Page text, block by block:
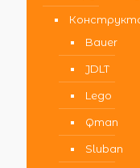
Bauer
JDLT
Lego
Qman
Sluban